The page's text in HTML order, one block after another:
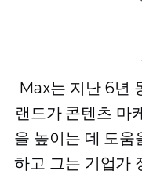
Max는 지난 6년
랜드가 콘텐츠 마
을 높이는 데 도움
하고 그는 기업가